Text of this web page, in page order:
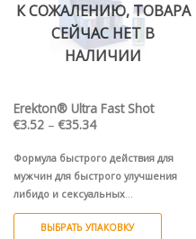
выбрать
странице
К СОЖАЛЕНИЮ, ТОВАРА
СЕЙЧАС НЕТ В
НАЛИЧИИ
Erekton® Ultra Fast Shot
€3.52 – €35.34Диапазон
цен:
–
€35.34
Формула быстрого действия для
мужчин для быстрого улучшения
либидо и сексуальных
способностей.
ВЫБРАТЬ УПАКОВКУ